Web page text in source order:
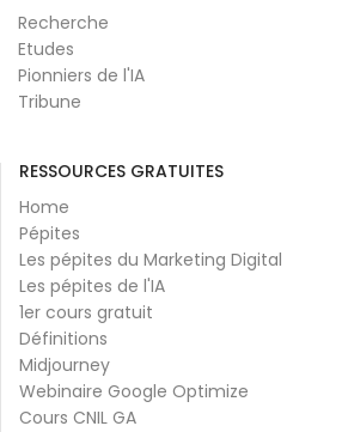
Recherche
Etudes
Pionniers de l'IA
Tribune
RESSOURCES GRATUITES
Home
Pépites
Les pépites du Marketing Digital
Les pépites de l'IA
1er cours gratuit
Définitions
Midjourney
Webinaire Google Optimize
Cours CNIL GA